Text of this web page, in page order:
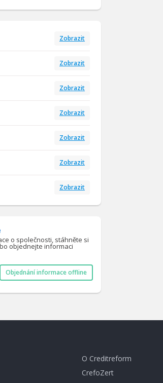
Zobrazit
Zobrazit
Zobrazit
Zobrazit
Zobrazit
Zobrazit
Zobrazit
o společnosti, stáhněte si
objednejte informaci
Objednání informace offline
O Creditreform
CrefoZert